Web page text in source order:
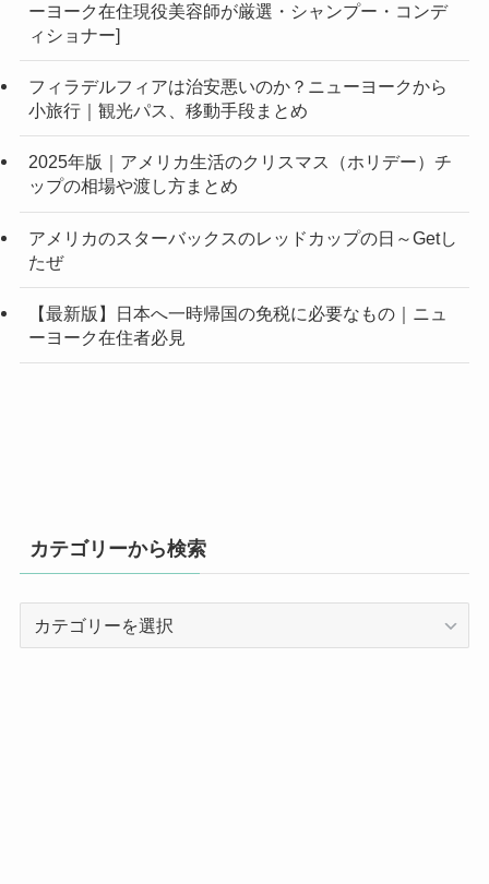
ーヨーク在住現役美容師が厳選・シャンプー・コンデ
ィショナー]
フィラデルフィアは治安悪いのか？ニューヨークから
小旅行｜観光パス、移動手段まとめ
2025年版｜アメリカ生活のクリスマス（ホリデー）チ
ップの相場や渡し方まとめ
アメリカのスターバックスのレッドカップの日～Getし
たぜ
【最新版】日本へ一時帰国の免税に必要なもの｜ニュ
ーヨーク在住者必見
カテゴリーから検索